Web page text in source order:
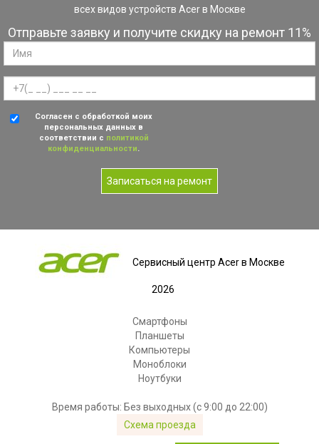
всех видов устройств Acer в Москве
Отправьте заявку и получите скидку на ремонт 11%
Согласен с обработкой моих
персональных данных в
соответствии с политикой
конфиденциальности.
Записаться на ремонт
Сервисный центр Acer в Москве
2026
Смартфоны
Планшеты
Компьютеры
Моноблоки
Ноутбуки
Время работы: Без выходных (с 9:00 до 22:00)
Схема проезда